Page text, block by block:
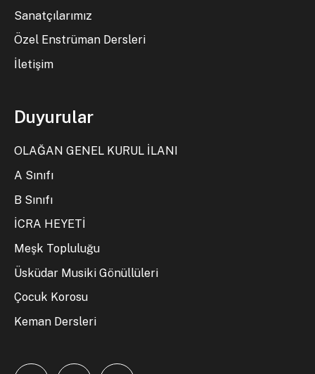
Sanatçılarımız
Özel Enstrüman Dersleri
İletişim
Duyurular
OLAĞAN GENEL KURUL İLANI
A Sınıfı
B Sınıfı
İCRA HEYETİ
Meşk Topluluğu
Üsküdar Musiki Gönüllüleri
Çocuk Korosu
Keman Dersleri